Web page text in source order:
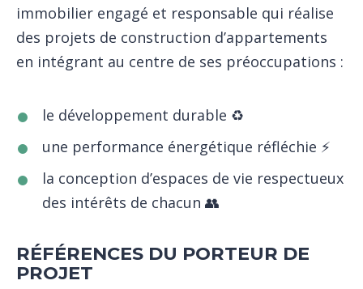
immobilier engagé et responsable qui réalise
des projets de construction d’appartements
en intégrant au centre de ses préoccupations :
le développement durable ♻️
une performance énergétique réfléchie ⚡
la conception d’espaces de vie respectueux
des intérêts de chacun 👥
RÉFÉRENCES DU PORTEUR DE
PROJET